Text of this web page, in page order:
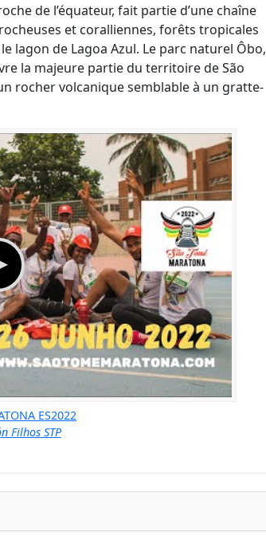
de l’équateur, fait partie d’une chaîne
et coralliennes, forêts tropicales
lagon de Lagoa Azul. Le parc naturel Ôbo,
la majeure partie du territoire de São
rocher volcanique semblable à un gratte-
ES2022
Filhos STP